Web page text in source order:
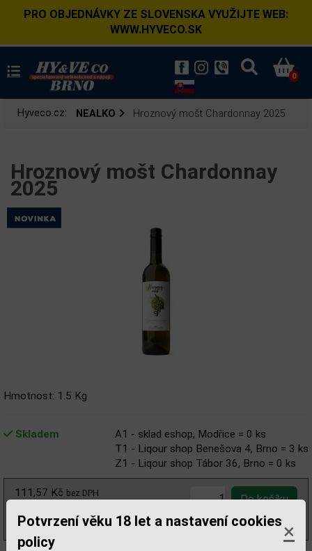
Potvrzení věku 18 let a nastavení cookies
policy
×
PRO OBJEDNÁVKY ZE SLOVENSKA VYUŽIJTE WEB:
WWW.HYVECO.SK
0
Hyveco.cz: NEALKO Hroznový mošt Chardonnay 2025
Hroznový mošt Chardonnay
2025
Hmotnost: 1.5 Kg
Skladem
A1 - sklad eshop, Modřice = 0 ks
T1 - Liqour shop Benešova 4, Brno = 3 ks
Z1 - Liqour shop Tábor 36, Brno = 0 ks
111,57 Kč bez DPH
(180,00 Kč/l)